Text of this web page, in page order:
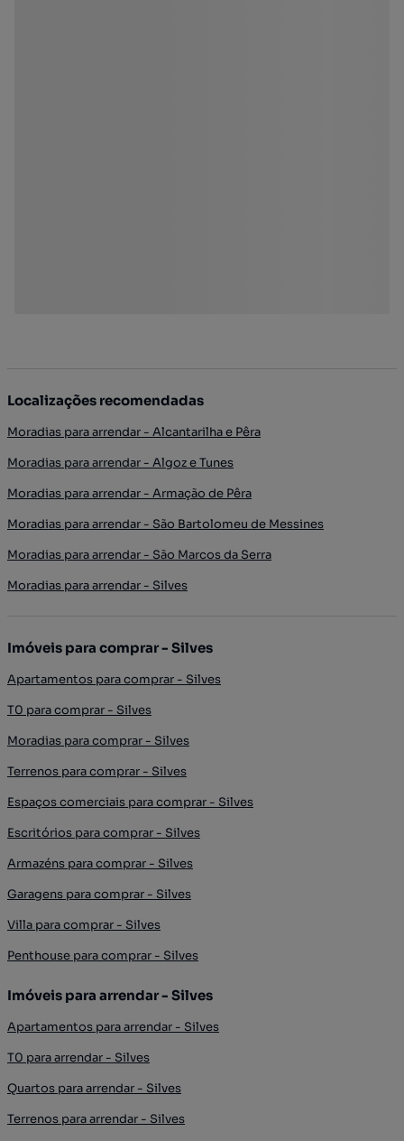
Localizações recomendadas
Moradias para arrendar - Alcantarilha e Pêra
Moradias para arrendar - Algoz e Tunes
Moradias para arrendar - Armação de Pêra
Moradias para arrendar - São Bartolomeu de Messines
Moradias para arrendar - São Marcos da Serra
Moradias para arrendar - Silves
Imóveis para comprar - Silves
Apartamentos para comprar - Silves
T0 para comprar - Silves
Moradias para comprar - Silves
Terrenos para comprar - Silves
Espaços comerciais para comprar - Silves
Escritórios para comprar - Silves
Armazéns para comprar - Silves
Garagens para comprar - Silves
Villa para comprar - Silves
Penthouse para comprar - Silves
Imóveis para arrendar - Silves
Apartamentos para arrendar - Silves
T0 para arrendar - Silves
Quartos para arrendar - Silves
Terrenos para arrendar - Silves